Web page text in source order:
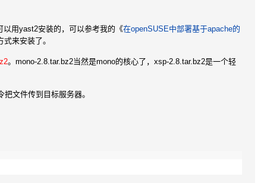
用yast2安装的，可以参考我的《在openSUSE中部署基于apache的
来安装了。
。mono-2.8.tar.bz2当然是mono的核心了，xsp-2.8.tar.bz2是一个轻
文件传到目标服务器。